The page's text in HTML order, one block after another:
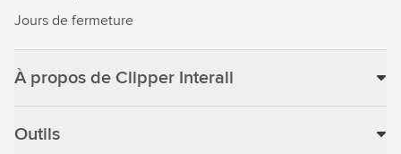
Jours de fermeture
À propos de Clipper Interall
Outils